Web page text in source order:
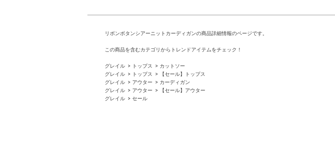
リボンボタンシアーニットカーディガンの商品詳細情報のページです。
この商品を含むカテゴリからトレンドアイテムをチェック！
グレイル トップス
カットソー
グレイル
トップス
【セール】トップス
グレイル
アウター
カーディガン
グレイル
アウター
【セール】アウター
グレイル
セール